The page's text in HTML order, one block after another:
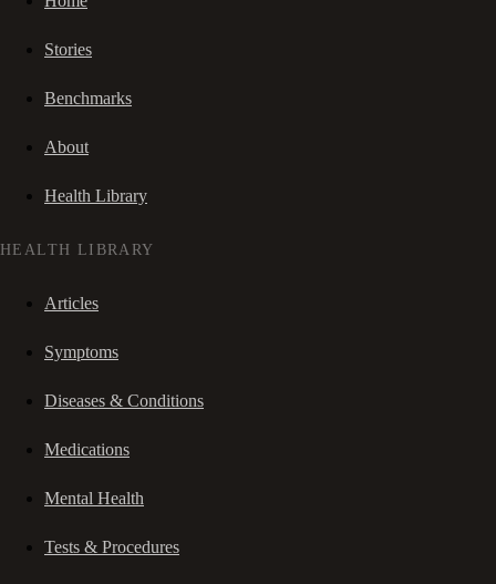
Stories
Benchmarks
About
Health Library
HEALTH LIBRARY
Articles
Symptoms
Diseases & Conditions
Medications
Mental Health
Tests & Procedures